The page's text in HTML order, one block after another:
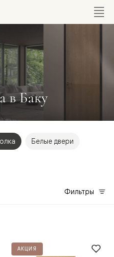
в Баку
Белые двери
Фильтры
АКЦИЯ